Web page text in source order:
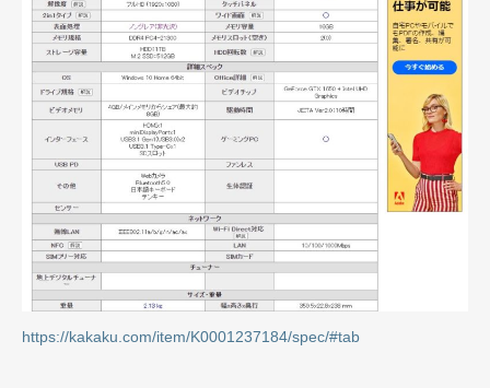
https://kakaku.com/item/K0001237184/spec/#tab